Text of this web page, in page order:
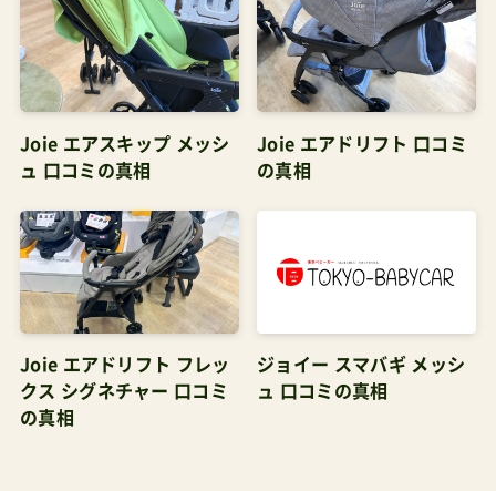
Joie エアスキップ メッシ
ュ 口コミの真相
Joie エアドリフト 口コミ
の真相
Joie エアドリフト フレッ
クス シグネチャー 口コミ
の真相
ジョイー スマバギ メッシ
ュ 口コミの真相